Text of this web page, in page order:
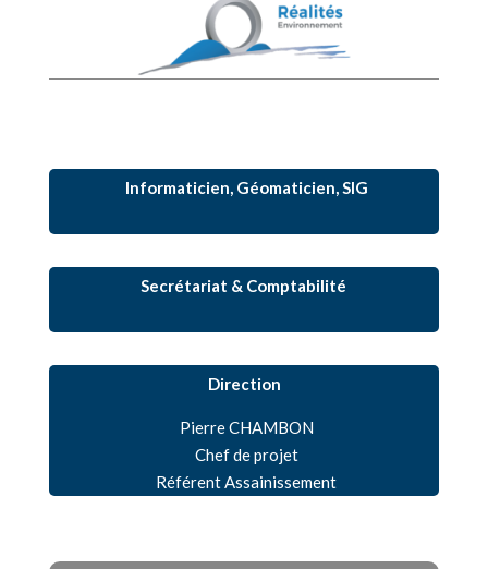
Informaticien, Géomaticien, SIG
Secrétariat & Comptabilité
Direction
Pierre CHAMBON
Chef de projet
Référent Assainissement